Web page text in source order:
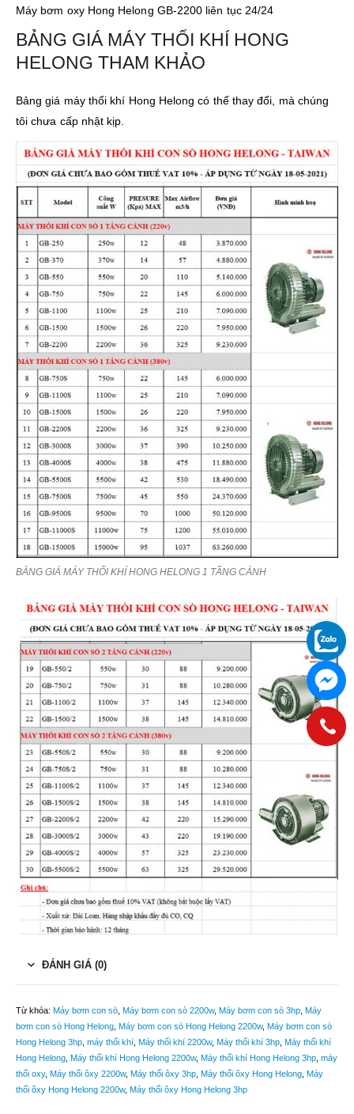
Máy bơm oxy Hong Helong GB-2200 liên tục 24/24
BẢNG GIÁ MÁY THỔI KHÍ HONG
HELONG THAM KHẢO
Bảng giá máy thổi khí Hong Helong có thể thay đổi, mà chúng
tôi chưa cấp nhật kịp.
BẢNG GIÁ MÁY THỔI KHÍ HONG HELONG 1 TẦNG CÁNH
ĐÁNH GIÁ (0)
Từ khóa: Máy bơm con sò Máy bơm con sò 2200w, Máy bơm con sò 3hp Máy
bơm con sò Hong Helong Máy bơm con sò Hong Helong 2200w, Máy bơm con sò
Hong Helong 3hp máy thổi khí Máy thổi khí 2200w, Máy thổi khí 3hp Máy thổi khí
Hong Helong Máy thổi khí Hong Helong 2200w, Máy thổi khí Hong Helong 3hp máy
thổi oxy, Máy thổi ôxy 2200w, Máy thổi ôxy 3hp Máy thổi ôxy Hong Helong Máy
thổi ôxy Hong Helong 2200w, Máy thổi ôxy Hong Helong 3hp